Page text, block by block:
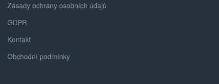
Zásady ochrany osobních údajů
GDPR
Kontakt
Obchodní podmínky